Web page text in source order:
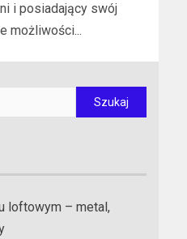
i posiadający swój
możliwości...
loftowym – metal,